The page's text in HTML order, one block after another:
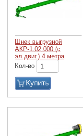
Шнек выгрузной
АКР-1.02.000 (с
эл.двиг.) 4 метра
Кол-во
Купить